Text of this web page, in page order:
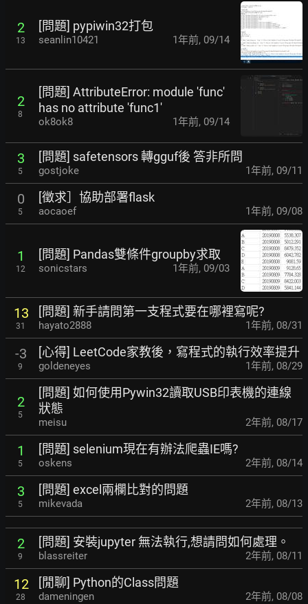
2
13
[問題] pypiwin32打包
seanlin10421 1年前, 09/14
2
8
[問題] AttributeError: module 'func'
has no attribute 'func1'
ok8ok8 1年前, 09/14
3
5
[問題] safetensors 轉gguf後 答非所問
gostjoke 1年前, 09/11
0
5
[徵求］協助部署flask
aocaoef 1年前, 09/08
1
12
[問題] Pandas雙條件groupby求取
sonicstars 1年前, 09/03
13
31
[問題] 新手請問第一支程式要在哪裡寫呢?
hayato2888 1年前, 08/31
-3
9
[心得] LeetCode家教後，寫程式的執行效率提升
goldeneyes 1年前, 08/29
2
5
[問題] 如何使用Pywin32讀取USB印表機的連線
狀態
meisu 2年前, 08/17
1
5
[問題] selenium現在有辦法爬蟲IE嗎?
oskens 2年前, 08/14
3
5
[問題] excel兩欄比對的問題
mikevada 2年前, 08/13
2
9
[問題] 安裝jupyter 無法執行,想請問如何處理。
blassreiter 2年前, 08/11
12
28
[閒聊] Python的Class問題
dameningen 2年前, 08/08